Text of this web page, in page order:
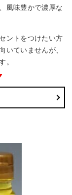
風味豊かで濃厚な
ントをつけたい方
いていませんが、
。